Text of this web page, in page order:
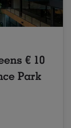
€ 10
Park